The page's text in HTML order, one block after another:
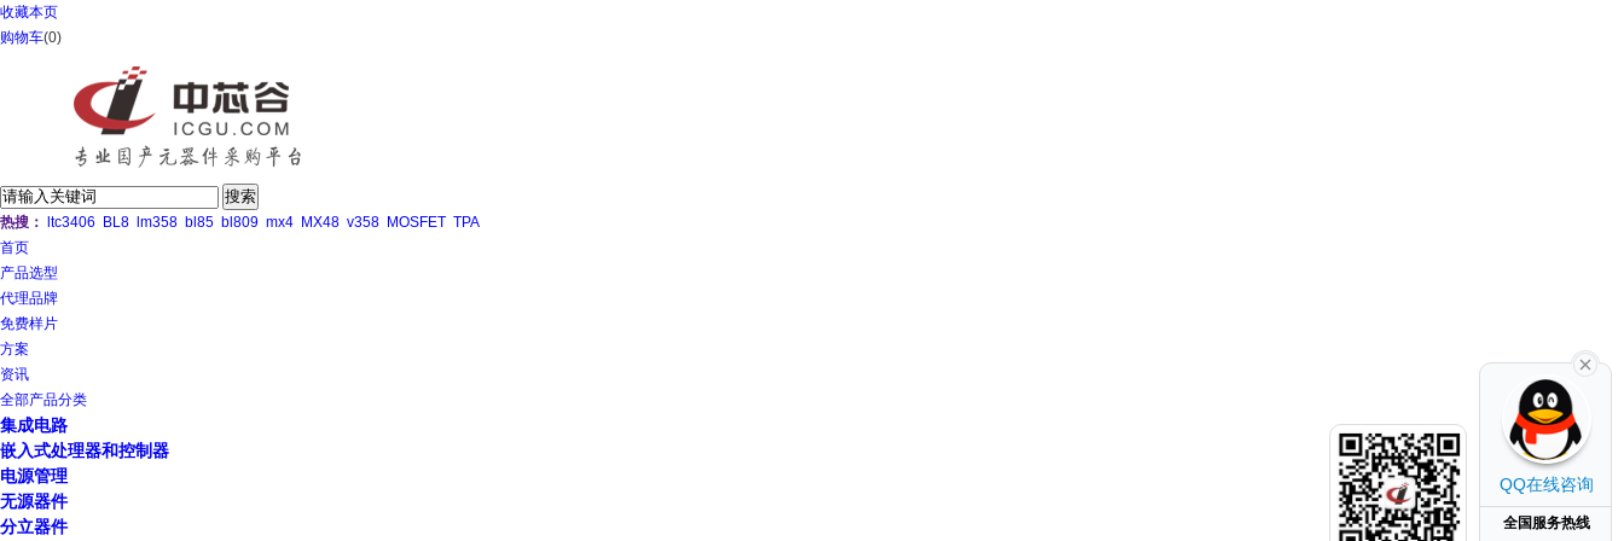
收藏本页
购物车(0)
热搜： ltc3406 BL8 lm358 bl85 bl809 mx4 MX48 v358 MOSFET TPA
首页
产品选型
代理品牌
免费样片
方案
资讯
全部产品分类
集成电路
嵌入式处理器和控制器
电源管理
无源器件
分立器件
QQ在线咨询
全国服务热线